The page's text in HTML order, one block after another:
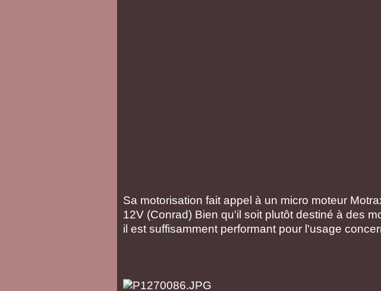
Sa motorisation fait appel à un micro moteur
12V (Conrad) Bien qu'il soit plutôt destiné à des
il est suffisamment performant pour l'usage